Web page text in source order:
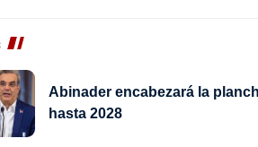
Abinader encabezará la
hasta 2028